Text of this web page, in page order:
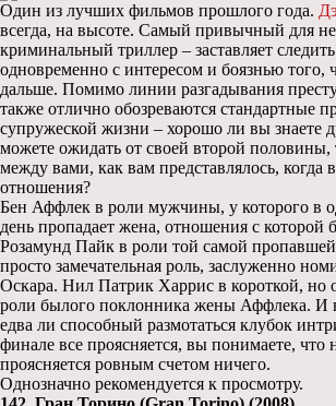
Один из лучших фильмов прошлого года.
всегда, на высоте. Самый привычный для
криминальный триллер – заставляет
одновременно с интересом и боязнью того,
дальше. Помимо линии разгадывания
также отлично обозреваются стандартные
супружеской жизни – хорошо ли вы знаете
можете ожидать от своей второй половины,
между вами, как вам представлялось, когда
отношения?
Бен Аффлек в роли мужчины, у которого в
день пропадает жена, отношения с которой
Розамунд Пайк в роли той самой
просто замечательная роль, заслуженно
Оскара. Нил Патрик Харрис в короткой, но
роли былого поклонника жены Аффлека. И
едва ли способный размотаться клубок
финале все проясняется, вы понимаете, что
проясняется ровным счетом ничего.
Однозначно рекомендуется к просмотру.